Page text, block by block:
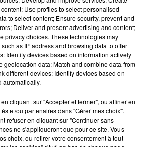
مدينة درنة المدمرة في شرق ليبيا
توقعات بارتفاع حصيلة ضحايا السيول
"دانيال...". عن المشهد السياسي
السياسي من جنيف الدكتور حسني عبيدي ...
طائرة محملة بمستلزمات طبية وفريق
التونسية توجهت الى ليبيا وحضر وزيرا
تحميل المساعدات قبيل إقلاع الطائرة...
Use profiles to select personalised
to select content; Ensure security, prevent and
Deliver and present advertising and content;
privacy choices. These technologies may
as IP address and browsing data to offer
Identify devices based on information actively
geolocation data; Match and combine data from
different devices; Identify devices based on
automatically.
cliquant sur "Accepter et fermer", ou affiner en
et/ou partenaires dans "Gérer mes choix".
refuser en cliquant sur "Continuer sans
ne s'appliqueront que pour ce site. Vous
choix, ou retirer votre consentement à tout